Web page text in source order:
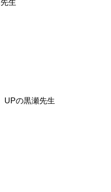
生
の黒瀬先生